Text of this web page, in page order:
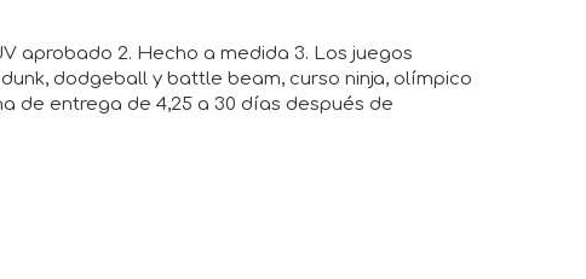
aprobado 2. Hecho a medida 3. Los juegos
dodgeball y battle beam, curso ninja, olímpico
de entrega de 4,25 a 30 días después de